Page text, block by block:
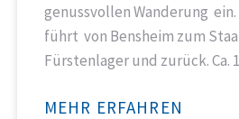
genussvollen Wanderung
führt von Bensheim zum
Fürstenlager und zurück. Ca.
MEHR ERFAHREN